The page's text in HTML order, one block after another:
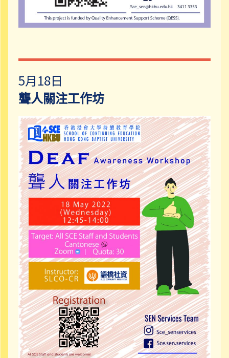
5月18日
聾人關注工作坊